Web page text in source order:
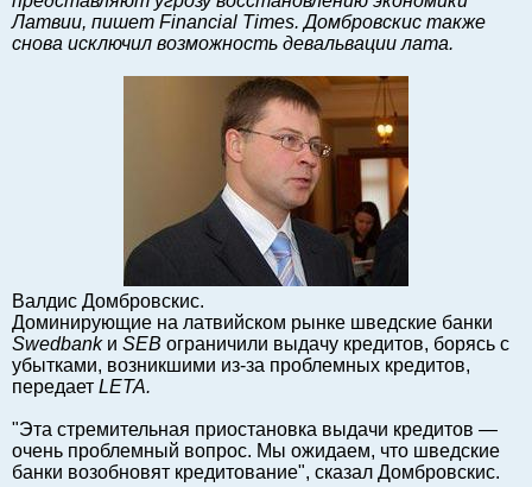
Хорошо для дела
Аналитика
Рынки и компании
Балтийский экспорт
Туризм
Советы юриста
Балтия - СНГ
Люди дела
Латвии, пишет Financial Times. Домбровскис также
снова исключил возможность девальвации лата.
Валдис Домбровскис.
Доминирующие на латвийском рынке шведские банки
Swedbankи SEB ограничили выдачу кредитов, борясь с
убытками, возникшими из-за проблемных кредитов,
передает LETA.
"Эта стремительная приостановка выдачи кредитов —
очень проблемный вопрос. Мы ожидаем, что шведские
банки возобновят кредитование", сказал Домбровскис.